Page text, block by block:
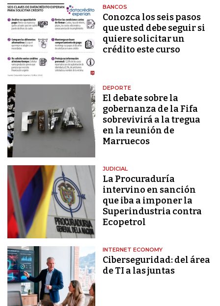
BANCOS
Conozca los seis pasos
que usted debe seguir si
quiere solicitar un
crédito este curso
DEPORTE
El debate sobre la
gobernanza de la Fifa
sobrevivirá a la tregua
en la reunión de
Marruecos
JUDICIAL
La Procuraduría
intervino en sanción
que iba a imponer la
Superindustria contra
Ecopetrol
INTERNET ECONOMY
Ciberseguridad: del área
de TI a las juntas